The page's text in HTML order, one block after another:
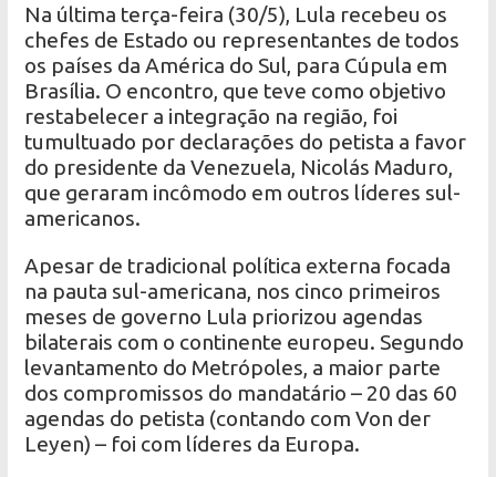
Na última terça-feira (30/5), Lula recebeu os
chefes de Estado ou representantes de todos
os países da América do Sul, para Cúpula em
Brasília. O encontro, que teve como objetivo
restabelecer a integração na região, foi
tumultuado por declarações do petista a favor
do presidente da Venezuela, Nicolás Maduro,
que geraram incômodo em outros líderes sul-
americanos.
Apesar de tradicional política externa focada
na pauta sul-americana, nos cinco primeiros
meses de governo Lula priorizou agendas
bilaterais com o continente europeu. Segundo
levantamento do Metrópoles, a maior parte
dos compromissos do mandatário – 20 das 60
agendas do petista (contando com Von der
Leyen) – foi com líderes da Europa.